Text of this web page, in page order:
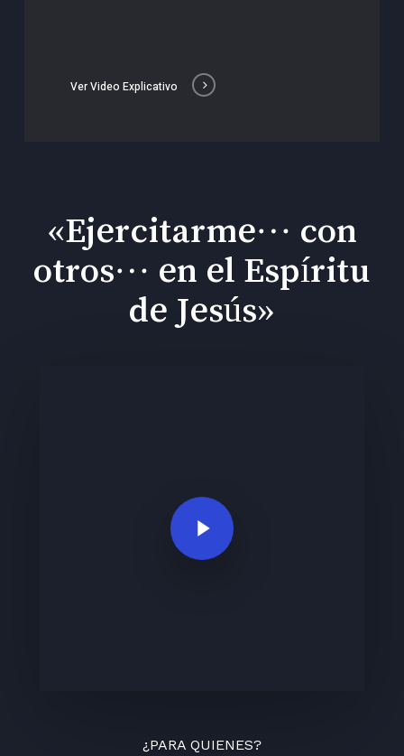
Ver Video Explicativo
«Ejercitarme… con
otros… en el Espíritu
de Jesús»
Play Video
¿PARA QUIENES?